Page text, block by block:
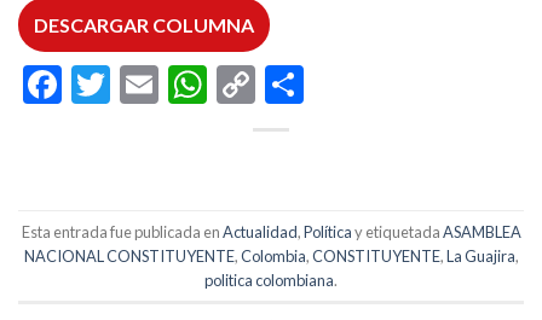
DESCARGAR COLUMNA
Facebook
Twitter
EmailWhatsApp
Copy
Link
Esta entrada fue publicada enActualidad,Políticay etiquetadaASAMBLEA
NACIONAL CONSTITUYENTE,Colombia,CONSTITUYENTE,La Guajira,
politica colombiana.